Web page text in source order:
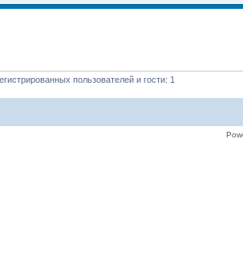
пользователей и гости: 1